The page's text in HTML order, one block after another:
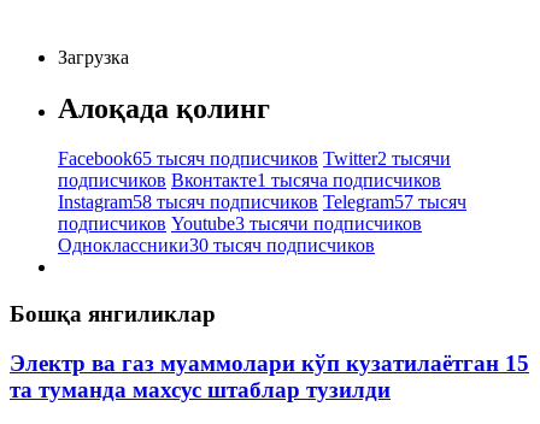
Загрузка
Алоқада қолинг
Facebook65 тысяч подписчиков Twitter2 тысячи
подписчиков Вконтакте1 тысяча подписчиков
Instagram58 тысяч подписчиков Telegram57 тысяч
подписчиков Youtube3 тысячи подписчиков
Одноклассники30 тысяч подписчиков
Бошқа янгиликлар
Электр ва газ муаммолари кўп кузатилаётган 15
та туманда махсус штаблар тузилди